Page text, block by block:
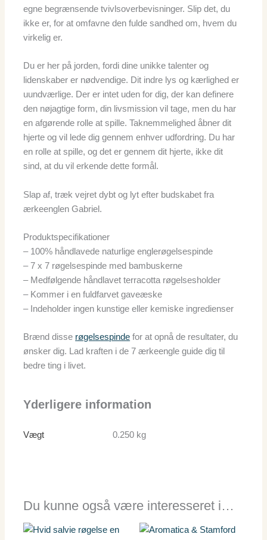
egne begrænsende tvivlsoverbevisninger. Slip det, du
ikke er, for at omfavne den fulde sandhed om, hvem du
virkelig er.
Du er her på jorden, fordi dine unikke talenter og
lidenskaber er nødvendige. Dit indre lys og kærlighed er
uundværlige. Der er intet uden for dig, der kan definere
den nøjagtige form, din livsmission vil tage, men du har
en afgørende rolle at spille. Taknemmelighed åbner dit
hjerte og vil lede dig gennem enhver udfordring. Du har
en rolle at spille, og det er gennem dit hjerte, ikke dit
sind, at du vil erkende dette formål.
Slap af, træk vejret dybt og lyt efter budskabet fra
ærkeenglen Gabriel.
Produktspecifikationer
– 100% håndlavede naturlige englerøgelsespinde
– 7 x 7 røgelsespinde med bambuskerne
– Medfølgende håndlavet terracotta røgelsesholder
– Kommer i en fuldfarvet gaveæske
– Indeholder ingen kunstige eller kemiske ingredienser
Brænd disse røgelsespinde for at opnå de resultater, du
ønsker dig. Lad kraften i de 7 ærkeengle guide dig til
bedre ting i livet.
Yderligere information
Vægt 0.250 kg
Du kunne også være interesseret i…
Prisinterval:
Dette
Dette